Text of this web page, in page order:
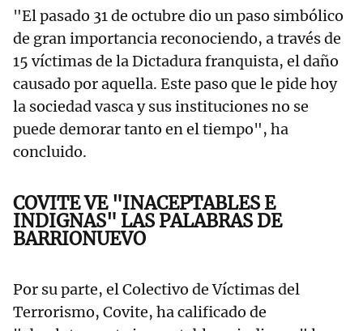
"El pasado 31 de octubre dio un paso simbólico
de gran importancia reconociendo, a través de
15 víctimas de la Dictadura franquista, el daño
causado por aquella. Este paso que le pide hoy
la sociedad vasca y sus instituciones no se
puede demorar tanto en el tiempo", ha
concluido.
COVITE VE "INACEPTABLES E
INDIGNAS" LAS PALABRAS DE
BARRIONUEVO
Por su parte, el Colectivo de Víctimas del
Terrorismo, Covite, ha calificado de